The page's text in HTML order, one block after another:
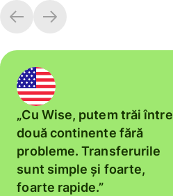
„Cu Wise, putem trăi între
două continente fără
probleme. Transferurile
sunt simple și foarte,
foarte rapide.”